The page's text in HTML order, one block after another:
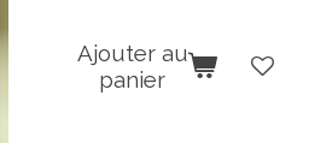
Ajouter au
panier